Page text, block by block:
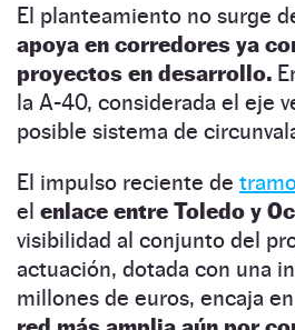
El planteamiento no surge
apoya en corredores ya
proyectos en desarrollo.
la A-40, considerada el eje
posible sistema de
El impulso reciente de
el enlace entre Toledo y
visibilidad al conjunto del
actuación, dotada con una
millones de euros, encaja